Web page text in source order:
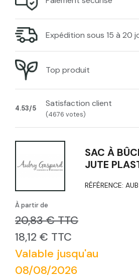
Expédition sous 15 à 20
Top produit
4.53/5 Satisfaction client
(4676 votes)
SAC À
JUTE
RÉFÉRENCE:
À partir de
20,83 € TTC
18,12 € TTC
Valable jusqu'au
08/08/2026